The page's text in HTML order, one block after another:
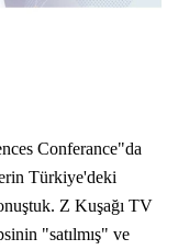
Conferance"da
Türkiye'deki
Z Kuşağı TV
"satılmış" ve